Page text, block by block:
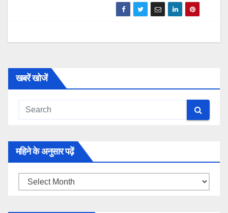
खबरें खोजें
महिने के अनुसार पढ़ें
महिने
अनुसार